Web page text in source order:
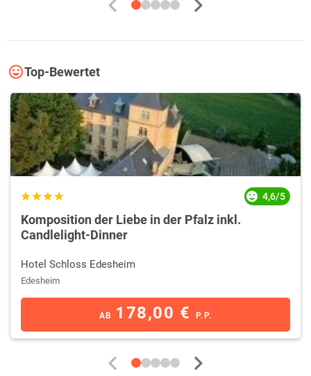
Top-Bewertet
4,6/5
Komposition der Liebe in der Pfalz inkl.
Candlelight-Dinner
Hotel Schloss Edesheim
Edesheim
AB 178,00 € P.P.